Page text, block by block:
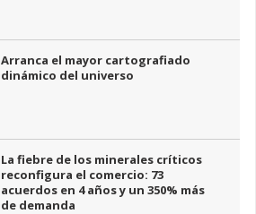
Arranca el mayor cartografiado
dinámico del universo
La fiebre de los minerales críticos
reconfigura el comercio: 73
acuerdos en 4 años y un 350% más
de demanda